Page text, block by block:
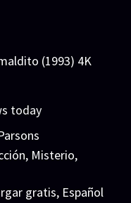
(1993) 4K
today
, Misterio,
gratis, Español